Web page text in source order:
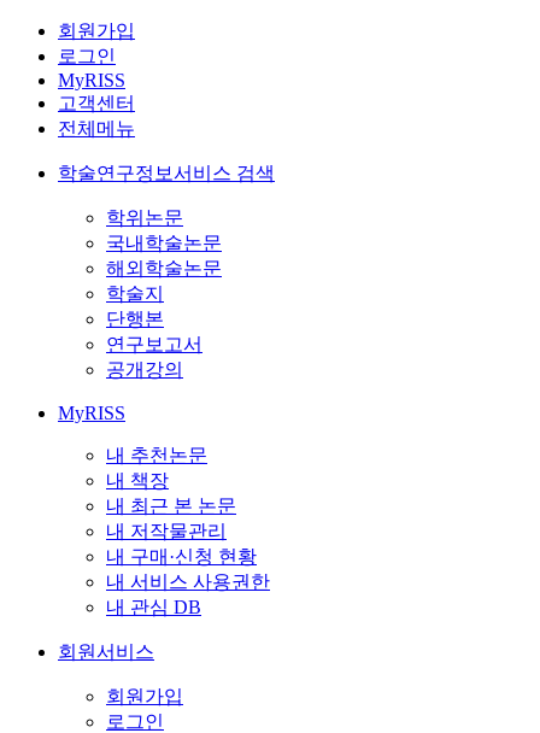
회원가입
로그인
MyRISS
고객센터
전체메뉴
학술연구정보서비스 검색
학위논문
국내학술논문
해외학술논문
학술지
단행본
연구보고서
공개강의
MyRISS
내 추천논문
내 책장
내 최근 본 논문
내 저작물관리
내 구매·신청 현황
내 서비스 사용권한
내 관심 DB
회원서비스
회원가입
로그인